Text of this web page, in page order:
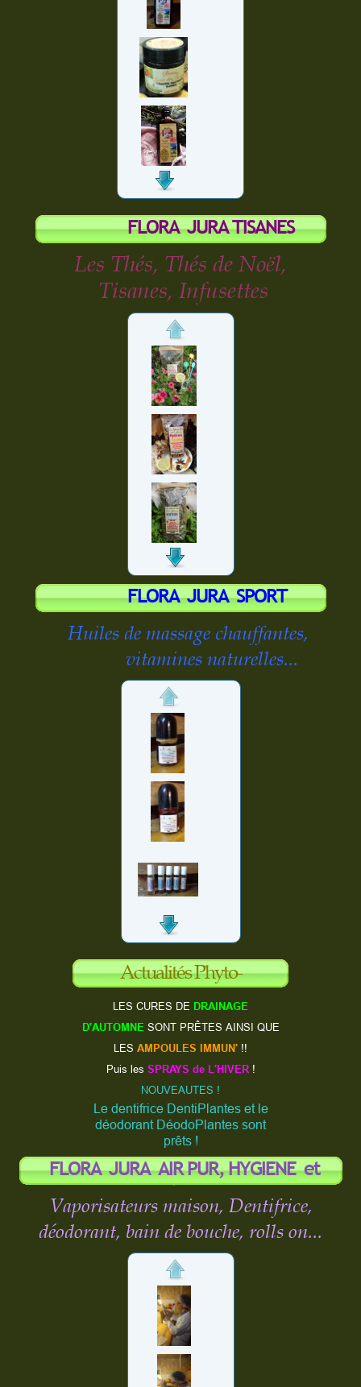
FLORA JURA TISANES
Les Thés, Thés de Noël,
Tisanes, Infusettes
FLORA JURA SPORT
Huiles de massage chauffantes,
vitamines naturelles...
Actualités Phyto-
aromatiques
LES CURES DE DRAINAGE
D'AUTOMNE SONT PRÊTES AINSI QUE
LES AMPOULES IMMUN' !!
Puis les SPRAYS de L'HIVER!
NOUVEAUTES !
Le dentifrice DentiPlantes et le
déodorant DéodoPlantes sont
prêts !
FLORA JURA AIR PUR, HYGIENE et
Cie...
Vaporisateurs maison, Dentifrice,
déodorant, bain de bouche, rolls on...